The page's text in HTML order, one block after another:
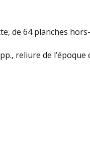
de 64 planches
reliure de